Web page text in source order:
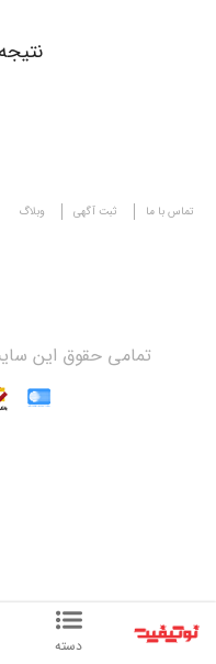
دسته
تماس با ما ثبت آگهی وبلاگ
تمامی حقوق این